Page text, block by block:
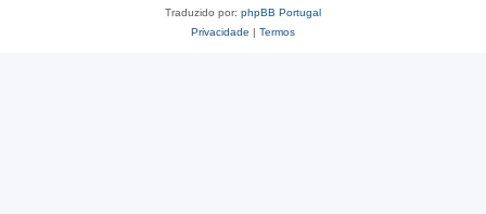
Traduzido por: phpBB Portugal
Privacidade | Termos